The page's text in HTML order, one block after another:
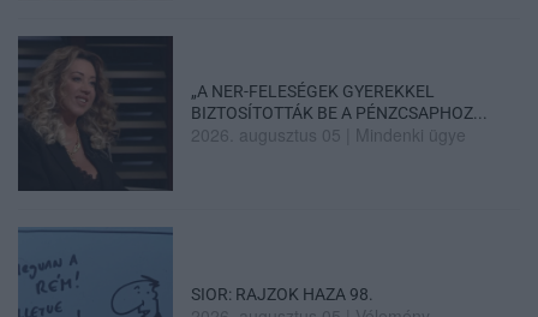
„A NER-FELESÉGEK GYEREKKEL
BIZTOSÍTOTTÁK BE A PÉNZCSAPHOZ...
2026. augusztus 05 Mindenki ügye
SIOR: RAJZOK HAZA 98.